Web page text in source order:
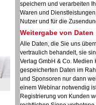
speichern und verarbeiten
Waren und
Nutzer und für die
Weitergabe von Daten
Alle Daten, die Sie uns
vertraulich behandelt, sie
Verlag GmbH & Co. Medien
gespeicherten Daten im
und Sponsoren nur dann
einem Webinar notwendig
Registrierung von Kunden